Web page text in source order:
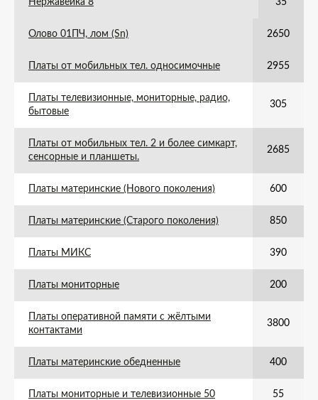
Нержавейка 8 35
Олово 01ПЧ, лом (Sn) 2650
Платы от мобильных тел. односимочные 2955
Платы телевизионные, мониторные, радио,
бытовые
305
Платы от мобильных тел. 2 и более симкарт,
сенсорные и планшеты.
2685
Платы материнские (Нового поколения) 600
Платы материнские (Старого поколения) 850
Платы МИКС 390
Платы мониторные 200
Платы оперативной памяти с жёлтыми
контактами
3800
Платы материнские обедненные 400
Платы мониторные и телевизионные 50 55